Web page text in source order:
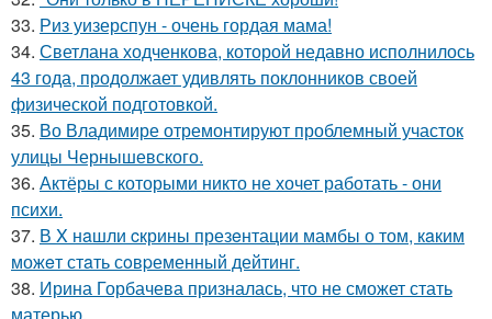
33. Риз уизерспун - очень гордая мама!
34. Светлана ходченкова, которой недавно исполнилось
43 года, продолжает удивлять поклонников своей
физической подготовкой.
35. Во Владимире отремонтируют проблемный участок
улицы Чернышевского.
36. Актёры с которыми никто не хочет работать - они
психи.
37. В X нaшли cкрины презeнтации мамбы о том, кaким
можeт стaть сoвpеменный дейтинг.
38. Ирина Горбачева призналась, что не сможет стать